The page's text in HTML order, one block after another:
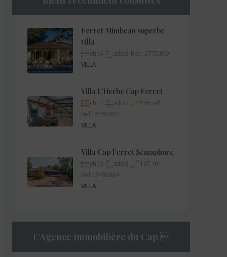
TRANSACTION
Ferret Mimbeau superbe
villa
ch.:4 sdb:3 Ref.: 2770399
VILLA
Villa L’Herbe Cap Ferret
ch.:4 sdb:2 155 m²
Ref.: 2459882
VILLA
Villa Cap Ferret Sémaphore
ch.:6 sdb:3 167 m²
Ref.: 2459884
VILLA
L’Agence Immobilière du Cap 